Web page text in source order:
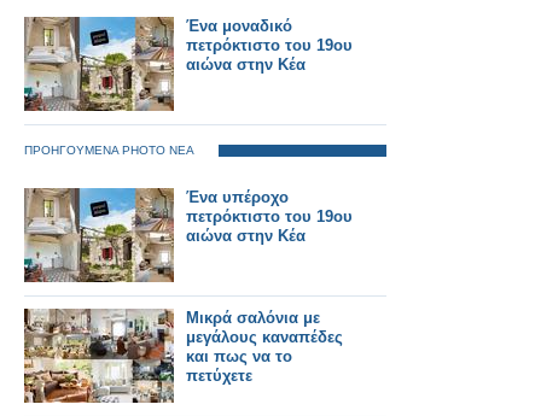
Ένα μοναδικό
πετρόκτιστο του 19ου
αιώνα στην Κέα
ΠΡΟΗΓΟΥΜΕΝΑ PHOTO ΝΕΑ
Ένα υπέροχο
πετρόκτιστο του 19ου
αιώνα στην Κέα
Μικρά σαλόνια με
μεγάλους καναπέδες
και πως να το
πετύχετε